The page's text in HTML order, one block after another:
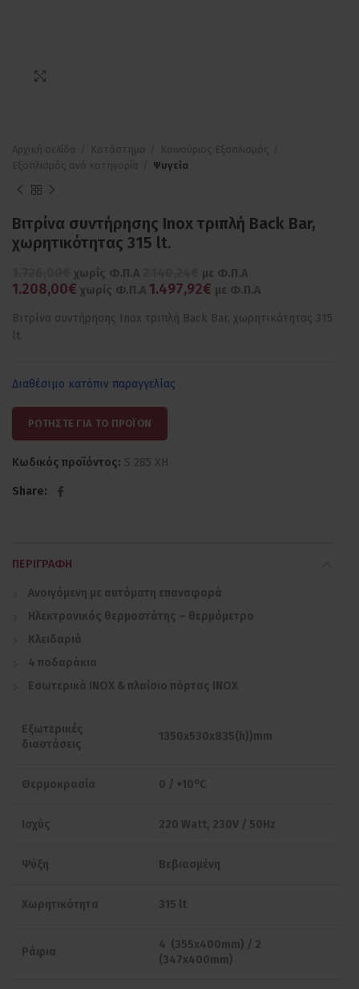
Ψυγεία
Βιτρίνα συντήρησης Inox τριπλή Back Bar,
χωρητικότητας 315 lt.
χωρίς Φ.Π.Α με Φ.Π.Α
1.208,00€ χωρίς Φ.Π.Α 1.497,92€ με Φ.Π.Α
Βιτρίνα συντήρησης Inox τριπλή Back Bar, χωρητικότητας 315
lt.
Διαθέσιμο κατόπιν παραγγελίας
ΡΩΤΗΣΤΕ ΓΙΑ ΤΟ ΠΡΟΪΟΝ
Κωδικός προϊόντος: S 285 XH
Share
ΠΕΡΙΓΡΑΦΉ
Ανοιγόμενη με αυτόματη επαναφορά
Ηλεκτρονικός θερμοστάτης – θερμόμετρο
Κλειδαριά
4 ποδαράκια
Εσωτερικά INOX & πλαίσιο πόρτας INOX
Εξωτερικές
διαστάσεις
1350x530x835(h))mm
Θερμοκρασία 0 / +10οC
Ισχύς 220 Watt, 230V / 50Hz
Ψύξη Βεβιασμένη
Χωρητικότητα 315 lt
Ράφια
4 (355x400mm) / 2
(347x400mm)